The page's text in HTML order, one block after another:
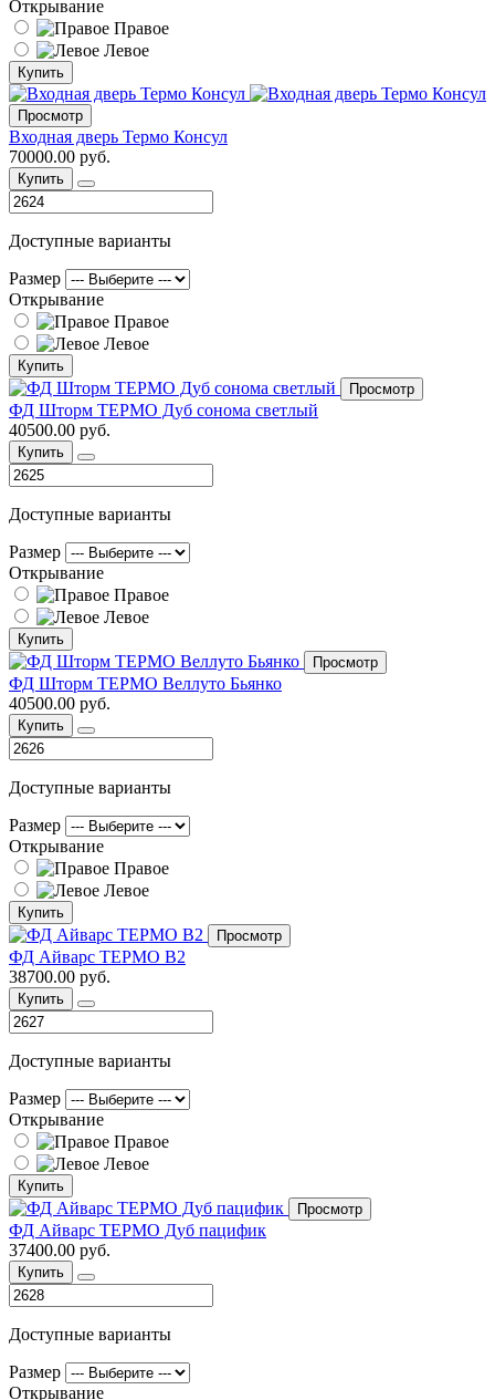
Открывание
Правое
Левое
Купить
Просмотр
Входная дверь Термо Консул
70000.00 руб.
Купить
Доступные варианты
Размер
Открывание
Правое
Левое
Купить
Просмотр
ФД Шторм ТЕРМО Дуб сонома светлый
40500.00 руб.
Купить
Доступные варианты
Размер
Открывание
Правое
Левое
Купить
Просмотр
ФД Шторм ТЕРМО Веллуто Бьянко
40500.00 руб.
Купить
Доступные варианты
Размер
Открывание
Правое
Левое
Купить
Просмотр
ФД Айварс ТЕРМО В2
38700.00 руб.
Купить
Доступные варианты
Размер
Открывание
Правое
Левое
Купить
Просмотр
ФД Айварс ТЕРМО Дуб пацифик
37400.00 руб.
Купить
Доступные варианты
Размер
Открывание